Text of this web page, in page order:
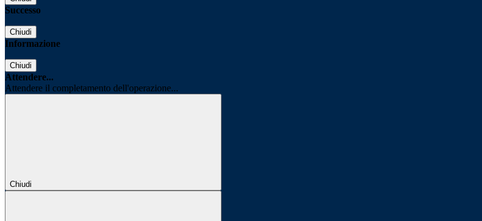
Successo
Chiudi
Informazione
Chiudi
Attendere...
Attendere il completamento dell'operazione...
Chiudi